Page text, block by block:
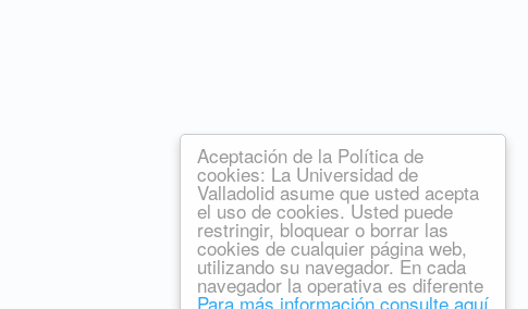
Aceptación de la Política de
cookies: La Universidad de
Valladolid asume que usted acepta
el uso de cookies. Usted puede
restringir, bloquear o borrar las
cookies de cualquier página web,
utilizando su navegador. En cada
navegador la operativa es diferente
Para más información consulte aquí